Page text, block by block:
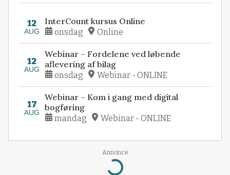
12
AUG
InterCount kursus Online
onsdag Online
12
AUG
Webinar – Fordelene ved løbende
aflevering af bilag
onsdag Webinar - ONLINE
17
AUG
Webinar – Kom i gang med digital
bogføring
mandag Webinar - ONLINE
Annonce
Loading...